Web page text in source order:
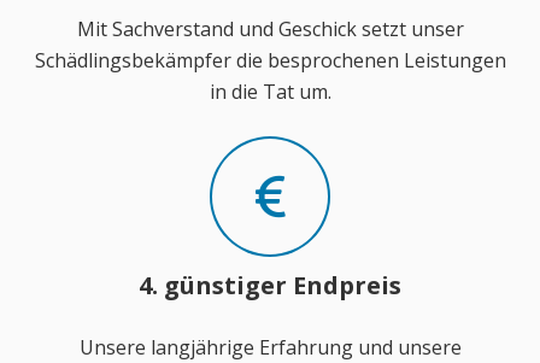
Mit Sachverstand und Geschick setzt unser
Schädlingsbekämpfer die besprochenen Leistungen
in die Tat um.
4. günstiger Endpreis
Unsere langjährige Erfahrung und unsere